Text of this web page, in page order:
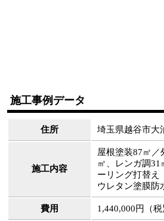
施工事例データ
住所 埼玉県越谷市大
施工内容
屋根塗装87㎡／
㎡、レンガ調31
ーリング打替え
ウレタン塗膜防
費用 1,440,000円（税